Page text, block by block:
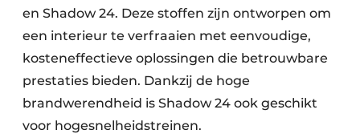
en Shadow 24. Deze stoffen zijn ontworpen om
een interieur te verfraaien met eenvoudige,
kosteneffectieve oplossingen die betrouwbare
prestaties bieden. Dankzij de hoge
brandwerendheid is Shadow 24 ook geschikt
voor hogesnelheidstreinen.